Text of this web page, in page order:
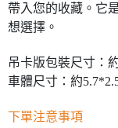
帶入您的收藏。它
想選擇。
吊卡版包裝尺寸：
車體尺寸：約
下單注意事項